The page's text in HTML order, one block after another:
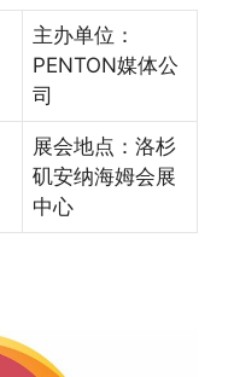
主办单位：
PENTON媒体公
司
展会地点：洛杉
矶安纳海姆会展
中心